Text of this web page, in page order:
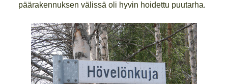
päärakennuksen välissä oli hyvin hoidettu puutarha.